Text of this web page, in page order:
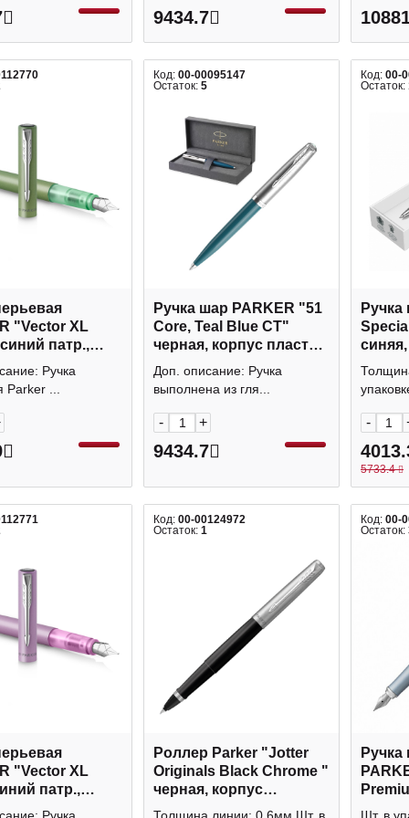
9434.7
"Vector XL
патр.,
нержав.
Ручка
Parker ...
Код:00-00095147
Остаток:5
Ручка шар PARKER "51
Core, Teal Blue CT"
черная, корпус пластик
1мм 2123508
Доп. описание: Ручка
выполнена из гля...
- +
9434.7
Код: 00-
Остаток:
Ручка
-
5733.4
"Vector XL
патр.,
нержав.
Код:00-00124972
Остаток:1
Роллер Parker "Jotter
Originals Black Chrome "
черная, корпус
нерж.сталь/пласт,
Код: 00-
Остаток:
Ручка
синий